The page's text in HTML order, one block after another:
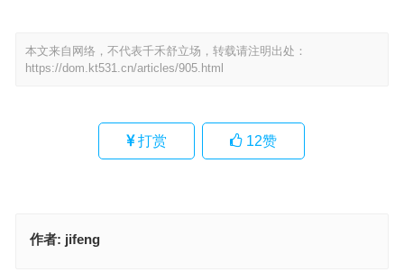
本文来自网络，不代表千禾舒立场，转载请注明出处：
https://dom.kt531.cn/articles/905.html
打赏 12赞
作者: jifeng